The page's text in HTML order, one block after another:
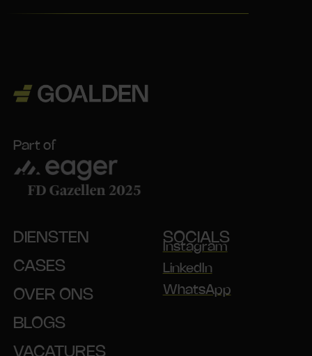
Part of
DIENSTEN
CASES
OVER ONS
BLOGS
VACATURES
SOCIALS
Instagram
LinkedIn
WhatsApp